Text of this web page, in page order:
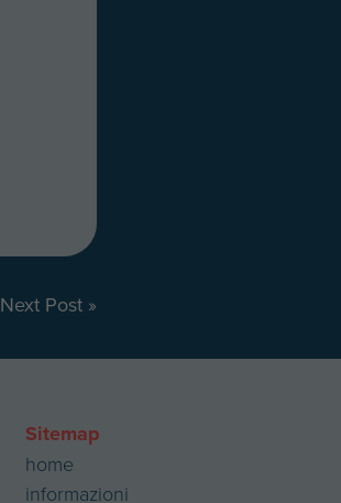
Next Post »
Sitemap
home
informazioni